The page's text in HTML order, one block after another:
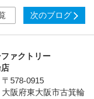
次のブログ
ファクトリー
〒578-0915
大阪府東大阪市古箕輪